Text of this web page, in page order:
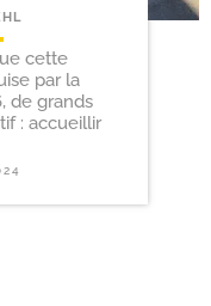
cette
par la
de grands
: accueillir